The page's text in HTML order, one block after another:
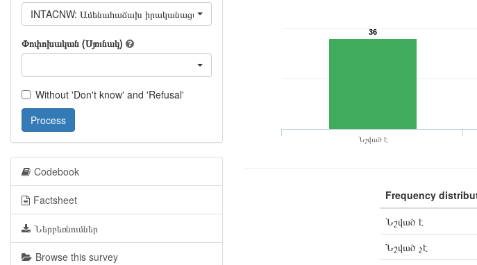
36
Նշված է
Frequency
Նշված է
Նշված չէ
INTACNW: Ամենահաճախ իրականացվող գործողությունը համացանցից օգտվելիս- Նորություններին
Փոփոխական (Սյունակ)
Without 'Don't know' and 'Refusal'
Process
Codebook
Factsheet
Ներբեռնումներ
Browse this survey